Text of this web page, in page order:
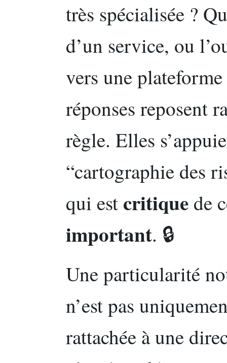
très spécialisée ?
d’un service, ou
vers une
réponses reposent
règle. Elles
“cartographie des
qui est critique de
important. 🔒
Une particularité
n’est pas
rattachée à une